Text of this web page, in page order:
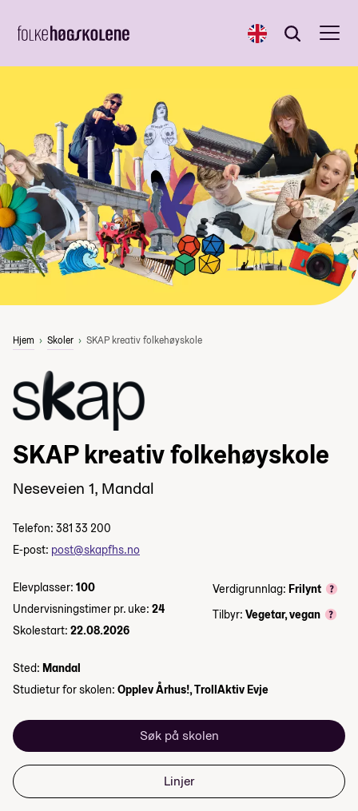
English Søk
Søk
Hjem Skoler SKAP kreativ folkehøyskole
SKAP kreativ folkehøyskole
Neseveien 1, Mandal
Telefon: 381 33 200
E-post: post@skapfhs.no
Elevplasser: 100
Undervisningstimer pr. uke: 24
Skolestart: 22.08.2026
Verdigrunnlag: Frilynt
Tilbyr: Vegetar, vegan
Sted: Mandal
Studietur for skolen: Opplev Århus!, TrollAktiv Evje
Søk på skolen
Linjer